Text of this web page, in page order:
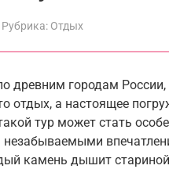
Рубрика: Отдых
древним городам
отдых, а настоящее
тур может стать
камень дышит